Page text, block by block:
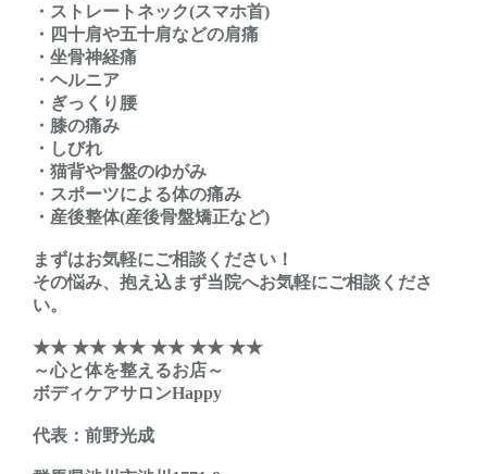
・ストレートネック(スマホ首)
・四十肩や五十肩などの肩痛
・坐骨神経痛
・ヘルニア
・ぎっくり腰
・膝の痛み
・しびれ
・猫背や骨盤のゆがみ
・スポーツによる体の痛み
・産後整体(産後骨盤矯正など)
まずはお気軽にご相談ください！
その悩み、抱え込まず当院へお気軽にご相談くださ
い。
★★ ★★ ★★ ★★ ★★ ★★
～心と体を整えるお店～
ボディケアサロンHappy
代表：前野光成